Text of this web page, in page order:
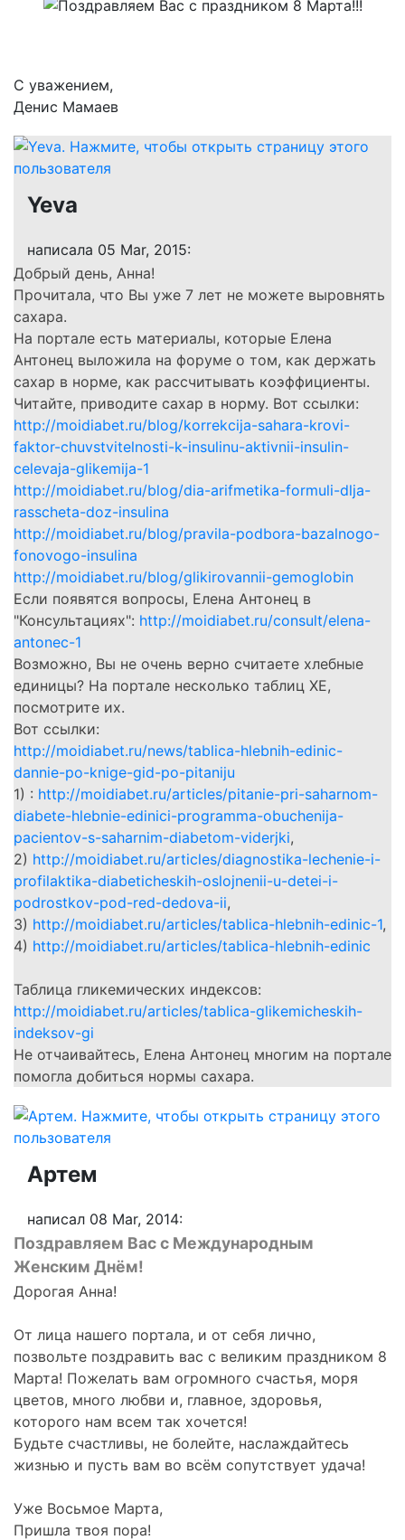
С уважением,
Денис Мамаев
Yeva
написала 05 Mar, 2015:
Добрый день, Анна!
Прочитала, что Вы уже 7 лет не можете выровнять
сахара.
На портале есть материалы, которые Елена
Антонец выложила на форуме о том, как держать
сахар в норме, как рассчитывать коэффициенты.
Читайте, приводите сахар в норму. Вот ссылки:
http://moidiabet.ru/blog/korrekcija-sahara-krovi-
faktor-chuvstvitelnosti-k-insulinu-aktivnii-insulin-
celevaja-glikemija-1
http://moidiabet.ru/blog/dia-arifmetika-formuli-dlja-
rasscheta-doz-insulina
http://moidiabet.ru/blog/pravila-podbora-bazalnogo-
fonovogo-insulina
http://moidiabet.ru/blog/glikirovannii-gemoglobin
Если появятся вопросы, Елена Антонец в
"Консультациях": http://moidiabet.ru/consult/elena-
antonec-1
Возможно, Вы не очень верно считаете хлебные
единицы? На портале несколько таблиц ХЕ,
посмотрите их.
Вот ссылки:
http://moidiabet.ru/news/tablica-hlebnih-edinic-
dannie-po-knige-gid-po-pitaniju
1) : http://moidiabet.ru/articles/pitanie-pri-saharnom-
diabete-hlebnie-edinici-programma-obuchenija-
pacientov-s-saharnim-diabetom-viderjki,
2) http://moidiabet.ru/articles/diagnostika-lechenie-i-
profilaktika-diabeticheskih-oslojnenii-u-detei-i-
podrostkov-pod-red-dedova-ii,
3) http://moidiabet.ru/articles/tablica-hlebnih-edinic-1,
4) http://moidiabet.ru/articles/tablica-hlebnih-edinic
Таблица гликемических индексов:
http://moidiabet.ru/articles/tablica-glikemicheskih-
indeksov-gi
Не отчаивайтесь, Елена Антонец многим на портале
помогла добиться нормы сахара.
Артем
написал 08 Mar, 2014:
Поздравляем Вас с Международным
Женским Днём!
Дорогая Анна!
От лица нашего портала, и от себя лично,
позвольте поздравить вас с великим праздником 8
Марта! Пожелать вам огромного счастья, моря
цветов, много любви и, главное, здоровья,
которого нам всем так хочется!
Будьте счастливы, не болейте, наслаждайтесь
жизнью и пусть вам во всём сопутствует удача!
Уже Восьмое Марта,
Пришла твоя пора!